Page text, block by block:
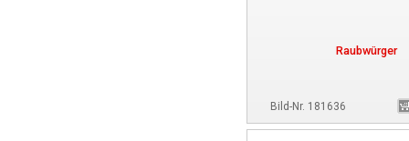
Raubwürger
Bild-Nr. 181636